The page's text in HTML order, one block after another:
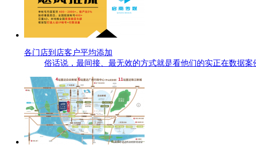
各门店到店客户平均添加
俗话说，最间接、最无效的方式就是看他们的实正在数据